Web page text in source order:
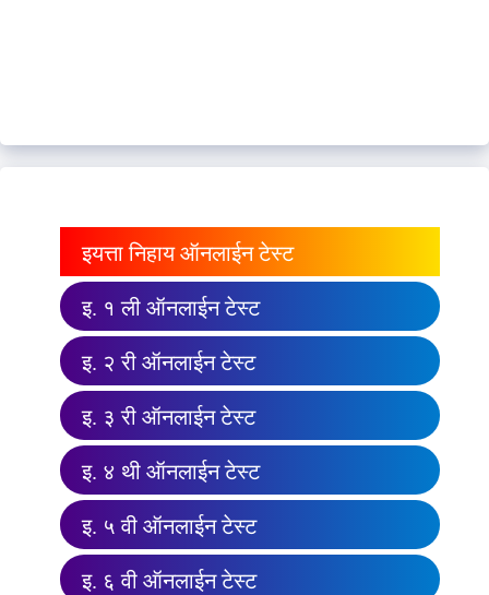
इयत्ता निहाय ऑनलाईन टेस्ट
इ. १ ली ऑनलाईन टेस्ट
इ. २ री ऑनलाईन टेस्ट
इ. ३ री ऑनलाईन टेस्ट
इ. ४ थी ऑनलाईन टेस्ट
इ. ५ वी ऑनलाईन टेस्ट
इ. ६ वी ऑनलाईन टेस्ट